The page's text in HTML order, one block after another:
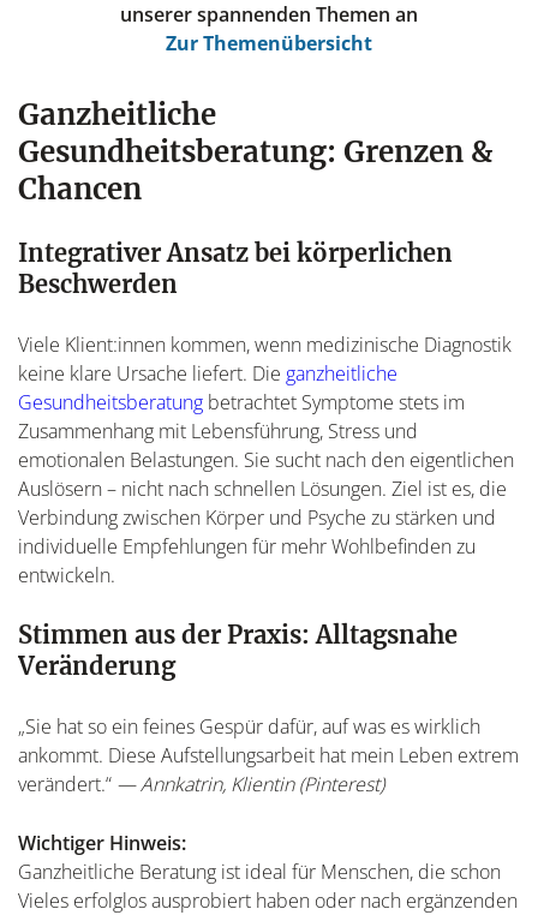
unserer spannenden Themen an
Zur Themenübersicht
Ganzheitliche
Gesundheitsberatung: Grenzen &
Chancen
Integrativer Ansatz bei körperlichen
Beschwerden
Viele Klient:innen kommen, wenn medizinische Diagnostik
keine klare Ursache liefert. Die ganzheitliche
Gesundheitsberatung betrachtet Symptome stets im
Zusammenhang mit Lebensführung, Stress und
emotionalen Belastungen. Sie sucht nach den eigentlichen
Auslösern – nicht nach schnellen Lösungen. Ziel ist es, die
Verbindung zwischen Körper und Psyche zu stärken und
individuelle Empfehlungen für mehr Wohlbefinden zu
entwickeln.
Stimmen aus der Praxis: Alltagsnahe
Veränderung
„Sie hat so ein feines Gespür dafür, auf was es wirklich
ankommt. Diese Aufstellungsarbeit hat mein Leben extrem
verändert.“ — Annkatrin, Klientin (Pinterest)
Wichtiger Hinweis:
Ganzheitliche Beratung ist ideal für Menschen, die schon
Vieles erfolglos ausprobiert haben oder nach ergänzenden